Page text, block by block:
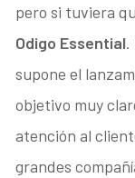
pero si tuviera
Odigo Essential.
supone el
objetivo muy
atención al
grandes